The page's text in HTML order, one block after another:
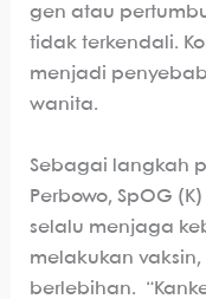
gen atau
tidak terkendali.
menjadi
wanita.
Sebagai langkah
Perbowo, SpOG
selalu menjaga
melakukan
berlebihan.